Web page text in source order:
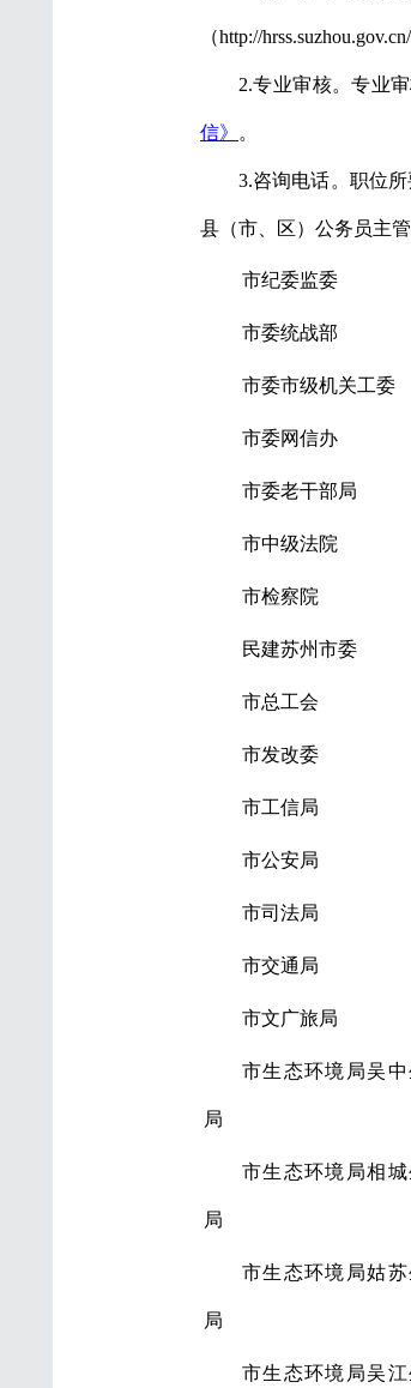
（http://
2.专业审核。专业
信》 。
3.咨询电话。职位
县（市、区）公务员主
市纪委监委
市委统战部
市委市级机关工委
市委网信办
市委老干部局
市中级法院
市检察院
民建苏州市委
市总工会
市发改委
市工信局
市公安局
市司法局
市交通局
市文广旅局
市生态环境局吴
局
市生态环境局相
局
市生态环境局姑
局
市生态环境局吴